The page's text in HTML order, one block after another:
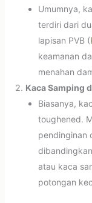
Umumnya,
terdiri dari
lapisan PVB (
keamanan
menahan
Kaca Samping
Biasanya,
toughened.
pendinginan
atau kaca
potongan